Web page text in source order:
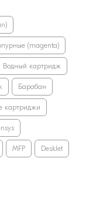
(magenta)
Водный картридж
Барабан
картриджи
MFP DeskJet